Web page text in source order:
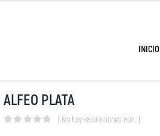
INICIO
ALFEO PLATA
( No hay valoraciones aún. )